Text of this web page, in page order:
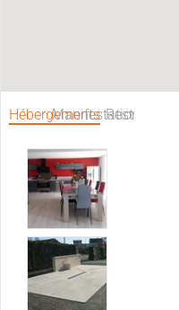
Hébergements
ManifestationsRestaurants